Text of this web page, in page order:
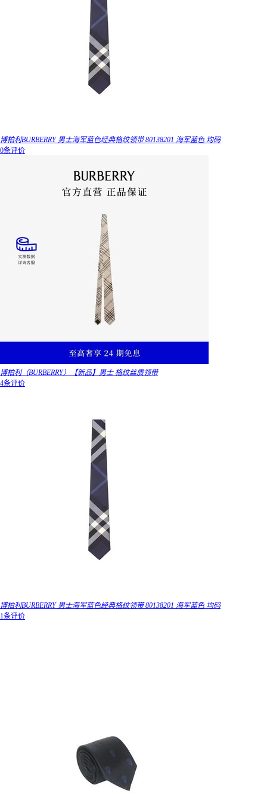
博柏利BURBERRY 男士海军蓝色经典格纹领带 80138201 海军蓝色 均码
0条评价
博柏利（BURBERRY）【新品】男士 格纹丝质领带
4条评价
博柏利BURBERRY 男士海军蓝色经典格纹领带 80138201 海军蓝色 均码
1条评价